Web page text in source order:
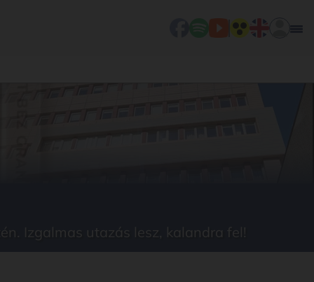
Izgalmas utazás lesz, kalandra fel!